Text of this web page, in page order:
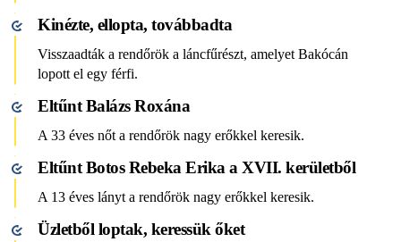
Kinézte, ellopta, továbbadta
Visszaadták a rendőrök a láncfűrészt, amelyet Bakócán
lopott el egy férfi.
Eltűnt Balázs Roxána
A 33 éves nőt a rendőrök nagy erőkkel keresik.
Eltűnt Botos Rebeka Erika a XVII. kerületből
A 13 éves lányt a rendőrök nagy erőkkel keresik.
Üzletből loptak, keressük őket